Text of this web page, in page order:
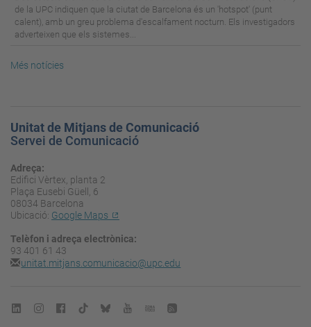
de la UPC indiquen que la ciutat de Barcelona és un 'hotspot' (punt
calent), amb un greu problema d'escalfament nocturn. Els investigadors
adverteixen que els sistemes...
Més notícies
Unitat de Mitjans de Comunicació
Servei de Comunicació
Adreça:
Edifici Vèrtex, planta 2
Plaça Eusebi Güell, 6
08034 Barcelona
Ubicació: Google Maps
Telèfon i adreça electrònica:
93 401 61 43
unitat.mitjans.comunicacio@upc.edu